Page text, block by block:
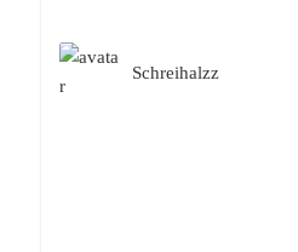
Schreihalzz